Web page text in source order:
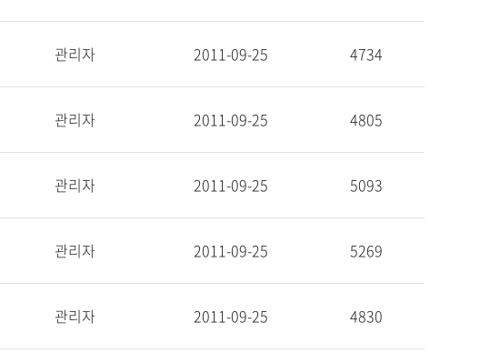
관리자 2011-09-25 4734
관리자 2011-09-25 4805
관리자 2011-09-25 5093
관리자 2011-09-25 5269
관리자 2011-09-25 4830